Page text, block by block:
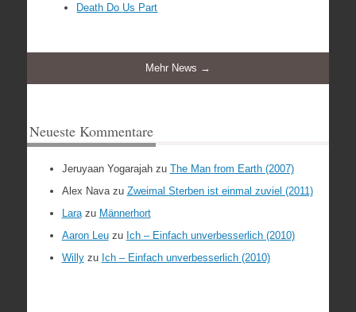
Death Do Us Part
Mehr News →
Neueste Kommentare
Jeruyaan Yogarajahzu The Man from Earth (2007)
Alex Navazu Zweimal Sterben ist einmal zuviel (2011)
Larazu Männerhort
Aaron Leuzu Ich – Einfach unverbesserlich (2010)
Willyzu Ich – Einfach unverbesserlich (2010)